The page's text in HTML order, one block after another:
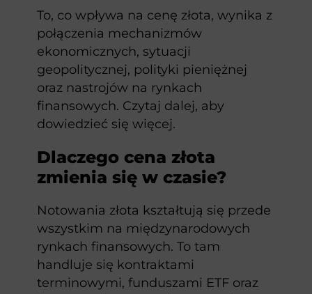
To, co wpływa na cenę złota, wynika z
połączenia mechanizmów
ekonomicznych, sytuacji
geopolitycznej, polityki pieniężnej
oraz nastrojów na rynkach
finansowych. Czytaj dalej, aby
dowiedzieć się więcej.
Dlaczego cena złota
zmienia się w czasie?
Notowania złota kształtują się przede
wszystkim na międzynarodowych
rynkach finansowych. To tam
handluje się kontraktami
terminowymi, funduszami ETF oraz